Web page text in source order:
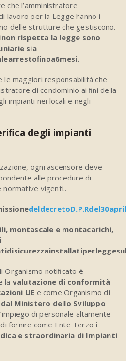
che l’amministratore
lavoro per la Legge hanno i
delle strutture che gestiscono.
non rispetta la legge sono
sia
arrestoﬁnoa6mesi.
maggiori responsabilità che
di condominio ai ﬁni della
impianti nei locali e negli
degli impianti
ogni ascensore deve
alle procedure di
vigenti..
deldecretoD.P.Rdel30
montascale e montacarichi,
disicurezzainstallatiperlegge
Organismo notiﬁcato è
la valutazione di conformità
UE e come Organismo di
Ministero dello Sviluppo
di personale altamente
fornire come Ente Terzo i
e straordinaria di Impianti